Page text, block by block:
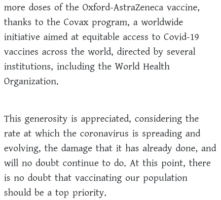
more doses of the Oxford-AstraZeneca vaccine,
thanks to the Covax program, a worldwide
initiative aimed at equitable access to Covid-19
vaccines across the world, directed by several
institutions, including the World Health
Organization.
This generosity is appreciated, considering the
rate at which the coronavirus is spreading and
evolving, the damage that it has already done, and
will no doubt continue to do. At this point, there
is no doubt that vaccinating our population
should be a top priority.